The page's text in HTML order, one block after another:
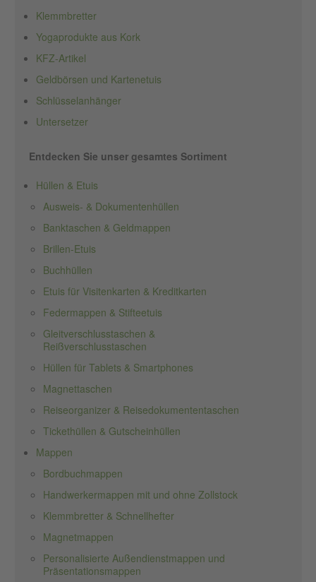
Klemmbretter
Yogaprodukte aus Kork
KFZ-Artikel
Geldbörsen und Kartenetuis
Schlüsselanhänger
Untersetzer
Entdecken Sie unser gesamtes Sortiment
Hüllen & Etuis
Ausweis- & Dokumentenhüllen
Banktaschen & Geldmappen
Brillen-Etuis
Buchhüllen
Etuis für Visitenkarten & Kreditkarten
Federmappen & Stifteetuis
Gleitverschlusstaschen &
Reißverschlusstaschen
Hüllen für Tablets & Smartphones
Magnettaschen
Reiseorganizer & Reisedokumententaschen
Tickethüllen & Gutscheinhüllen
Mappen
Bordbuchmappen
Handwerkermappen mit und ohne Zollstock
Klemmbretter & Schnellhefter
Magnetmappen
Personalisierte Außendienstmappen und
Präsentationsmappen